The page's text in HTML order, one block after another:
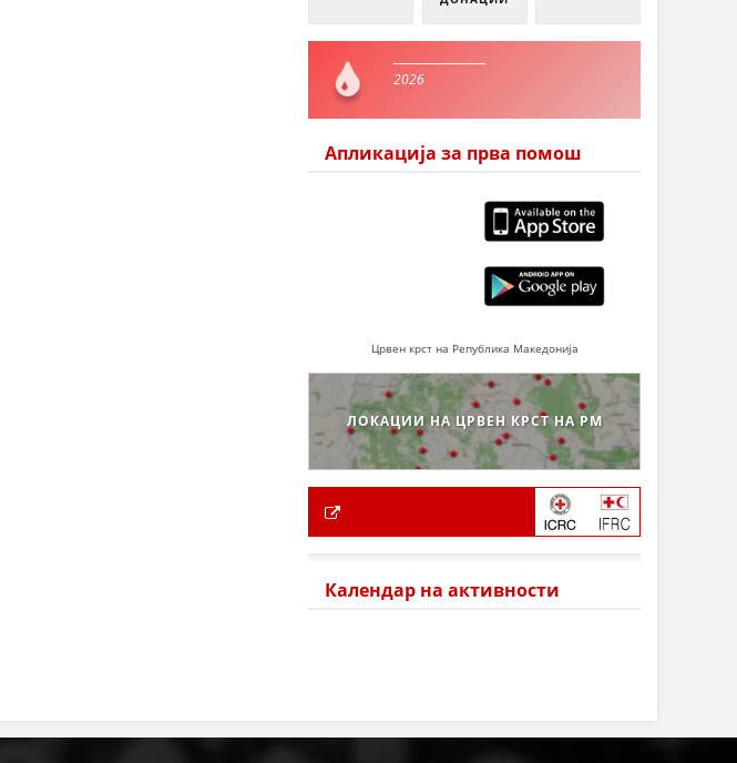
2026
Апликација за прва помош
Црвен крст на Република Македонија
ЛОКАЦИИ НА ЦРВЕН КРСТ НА РМ
Календар на активности